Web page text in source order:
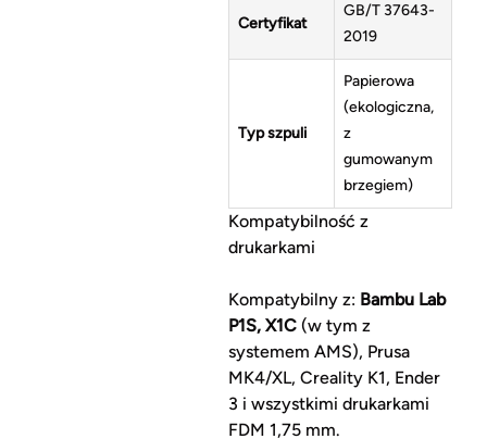
Certyfikat
GB/T 37643-
2019
Typ szpuli
Papierowa
(ekologiczna,
z
gumowanym
brzegiem)
Kompatybilność z
drukarkami
Kompatybilny z: Bambu Lab
P1S, X1C(w tym z
systemem AMS), Prusa
MK4/XL, Creality K1, Ender
3 i wszystkimi drukarkami
FDM 1,75 mm.